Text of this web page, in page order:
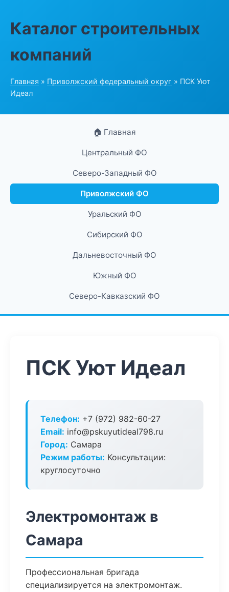
Каталог строительных
компаний
Главная » Приволжский федеральный округ » ПСК Уют
Идеал
🏠 Главная
Центральный ФО
Северо-Западный ФО
Приволжский ФО
Уральский ФО
Сибирский ФО
Дальневосточный ФО
Южный ФО
Северо-Кавказский ФО
ПСК Уют Идеал
Телефон: +7 (972) 982-60-27
Email: info@pskuyutideal798.ru
Город: Самара
Режим работы: Консультации:
круглосуточно
Электромонтаж в
Самара
Профессиональная бригада
специализируется на электромонтаж.